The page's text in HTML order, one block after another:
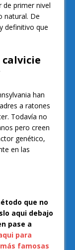
primer nivel
natural. De
definitivo que
calvicie
han
a ratones
Todavía no
pero creen
genético,
en las
que no
aqui debajo
pase a
para
famosas